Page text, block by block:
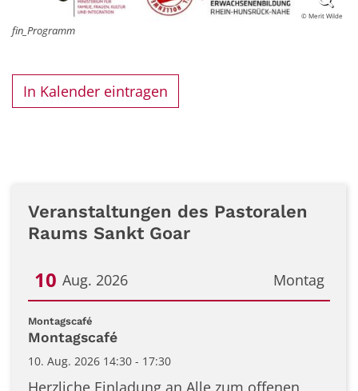
© Merit Wilde
fin_Programm
In Kalender eintragen
Veranstaltungen des Pastoralen
Raums Sankt Goar
Montag
10 Aug. 2026
Datum: 10. August 2026
Montagscafé:
Montagscafé
10. Aug. 2026 14:30 - 17:30